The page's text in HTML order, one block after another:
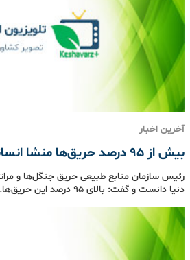
آخرین اخبار
بیش از ۹۵ درصد حریق‌ها منشا انسانی دارد
رئیس سازمان منابع طبیعی حریق جنگل‌ها و
دنیا دانست و گفت: بالای ۹۵ درصد این حریق‌ها…